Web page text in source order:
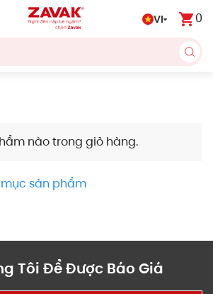
VI 0
nào trong giỏ hàng.
sản phẩm
Tôi Để Được Báo Giá